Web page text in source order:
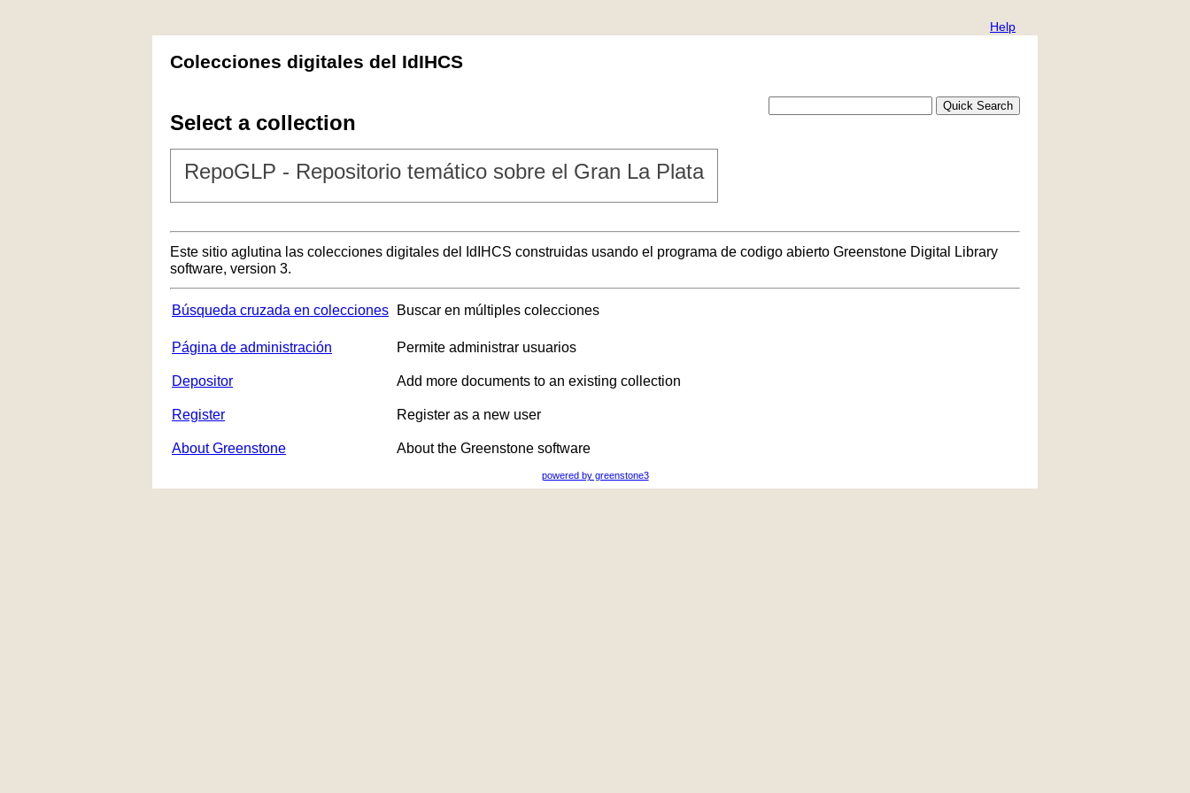
Help
Colecciones digitales del IdIHCS
Select a collection
RepoGLP - Repositorio temático sobre el Gran La Plata
Este sitio aglutina las colecciones digitales del IdIHCS construidas usando el programa de codigo abierto Greenstone Digital Library
software, version 3.
Búsqueda cruzada en colecciones Buscar en múltiples colecciones
Página de administración Permite administrar usuarios
Depositor Add more documents to an existing collection
Register Register as a new user
About Greenstone About the Greenstone software
powered by greenstone3